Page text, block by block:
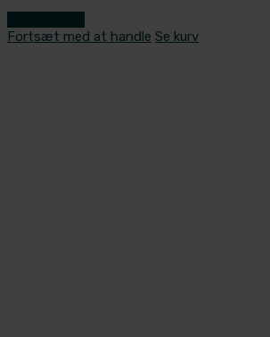
Fortsæt med at handle Se kurv